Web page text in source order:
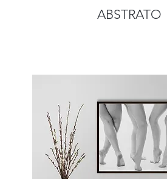
ABSTRATO